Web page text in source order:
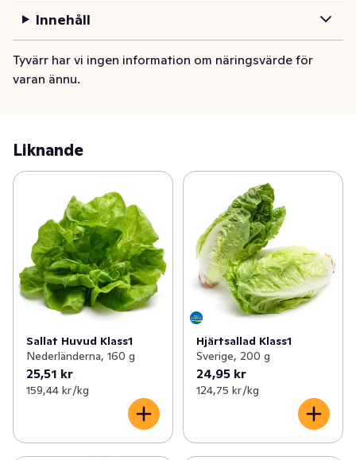
Innehåll
Tyvärr har vi ingen information om näringsvärde för
varan ännu.
Liknande
Sallat Huvud Klass1
Nederländerna, 160 g
25,51 kr
159,44 kr /kg
Hjärtsallad Klass1
Sverige, 200 g
24,95 kr
124,75 kr /kg